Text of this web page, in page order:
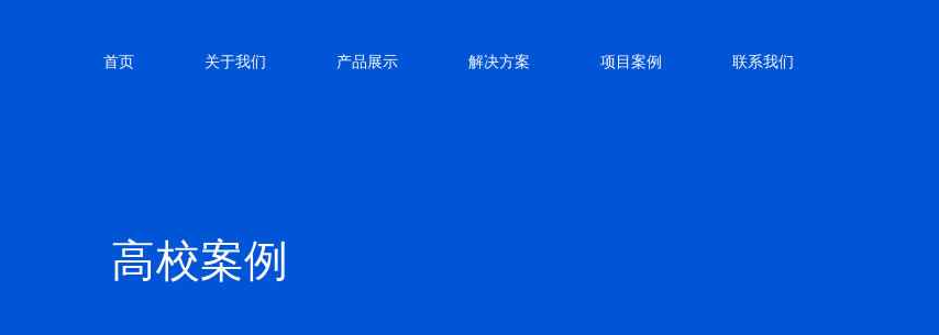
首页 关于我们 产品展示 解决方案 项目案例 联系我们
高校案例